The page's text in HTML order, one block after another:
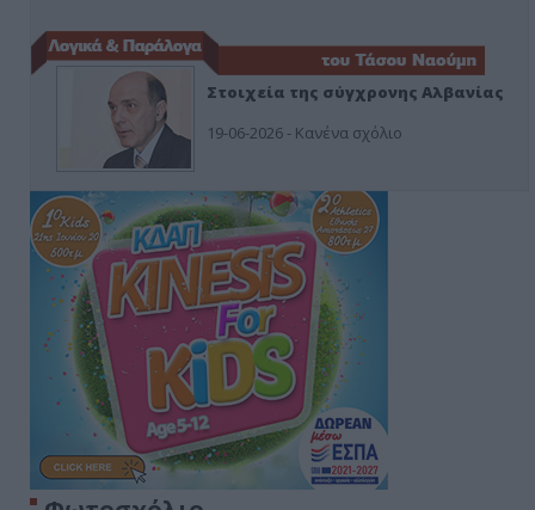
Στοιχεία της σύγχρονης Αλβανίας
19-06-2026 - Κανένα σχόλιο